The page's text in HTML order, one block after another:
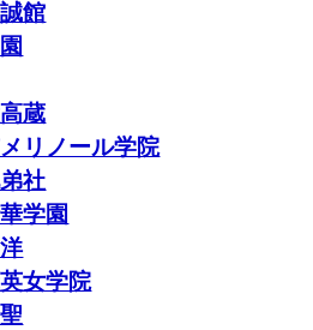
館
蔵
リノール学院
社
学園
女学院